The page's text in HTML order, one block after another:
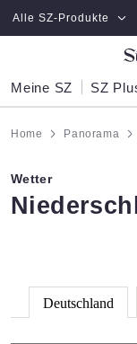
Zum Hauptinhalt
Alle SZ-Produkte
Meine SZ SZ
Home Panorama
Wetter
:
Deutschland